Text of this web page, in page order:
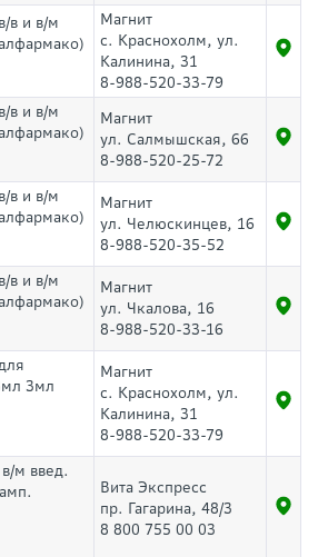
в и в/м
Магнит
с. Краснохолм, ул.
Калинина, 31
8-988-520-33-79
в и в/м
Магнит
ул. Салмышская, 66
8-988-520-25-72
в и в/м
Магнит
ул. Челюскинцев, 16
8-988-520-35-52
в и в/м
Магнит
ул. Чкалова, 16
8-988-520-33-16
3мл
Магнит
с. Краснохолм, ул.
Калинина, 31
8-988-520-33-79
м введ.
Вита Экспресс
пр. Гагарина, 48/3
8 800 755 00 03